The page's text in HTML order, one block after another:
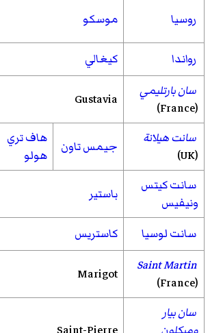
روسيا موسكو
رواندا
كيغالي
سان بارتليمي
(France)
Gustavia
سانت هيلانة
(UK)
جيمس تاون
هاف تري
هولو
سانت كيتس
ونيفيس
باستير
سانت لوسيا كاستريس
Saint Martin
(France)
Marigot
سان بيار